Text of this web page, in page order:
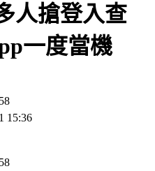
人搶登入查
一度當機
15:36